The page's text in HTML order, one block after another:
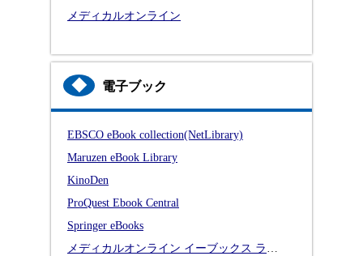
メディカルオンライン
◆ 電子ブック
EBSCO eBook collection(NetLibrary)
Maruzen eBook Library
KinoDen
ProQuest Ebook Central
Springer eBooks
メディカルオンライン イーブックス ライブラリー